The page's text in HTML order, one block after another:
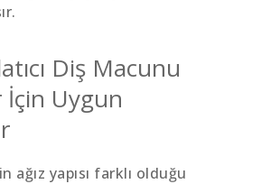
Diş Macunu
İçin Uygun
ağız yapısı farklı olduğu